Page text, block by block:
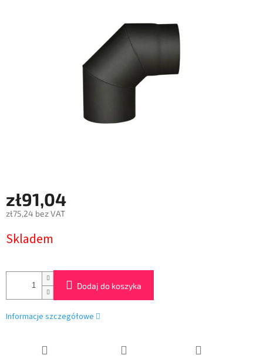
zł91,04
zł75,24 bez VAT
jednostkowa:
Skladem
Dodaj do koszyka
Informacje szczegółowe